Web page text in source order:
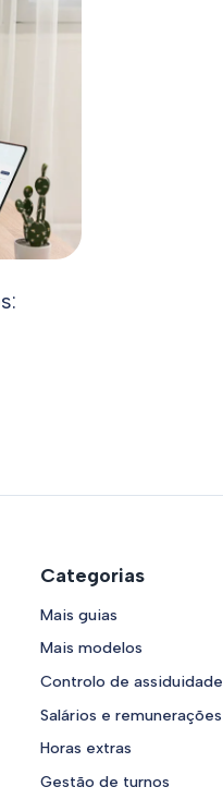
Categorias
Mais guias
Mais modelos
Controlo de assiduidade
Salários e remunerações
Horas extras
Gestão de turnos